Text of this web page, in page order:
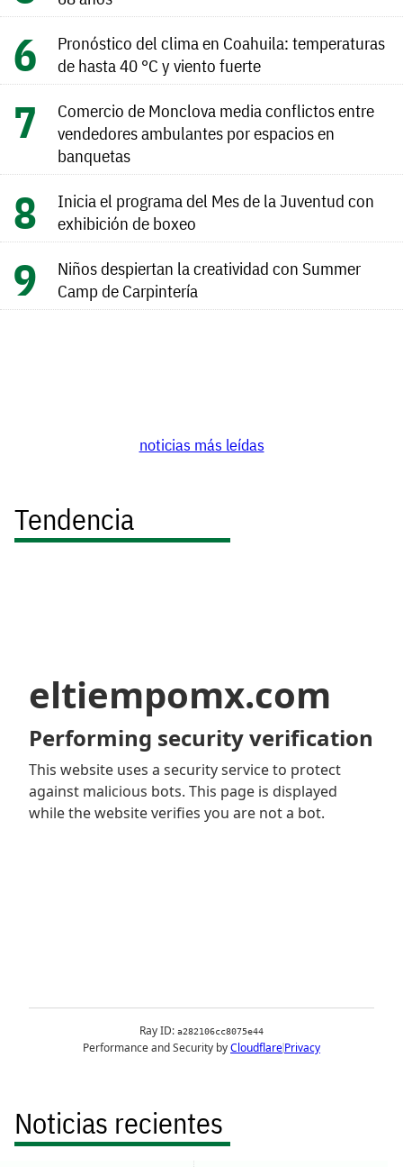
Pronóstico del clima en Coahuila: temperaturas
de hasta 40 °C y viento fuerte
Comercio de Monclova media conflictos entre
vendedores ambulantes por espacios en
banquetas
Inicia el programa del Mes de la Juventud con
exhibición de boxeo
Niños despiertan la creatividad con Summer
Camp de Carpintería
noticias más leídas
Tendencia
Noticias recientes